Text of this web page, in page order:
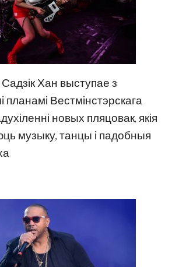
Хан выступае з
планамі Вестмінстэрскага
новых пляцовак, якія
музыку, танцы і падобныя